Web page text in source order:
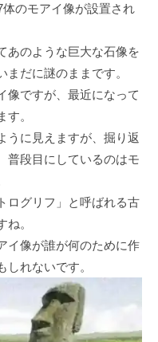
のモアイ像が設置され
あのような巨大な石像を
だに謎のままです。
像ですが、最近になって
。
うに見えますが、掘り返
普段目にしているのはモ
ログリフ」と呼ばれる古
。
イ像が誰が何のために作
れないです。